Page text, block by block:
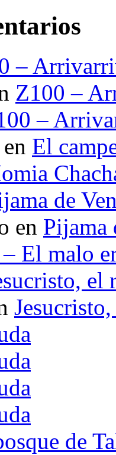
–
Z100 –
–
en El
de
en Pijama
El malo
el
de